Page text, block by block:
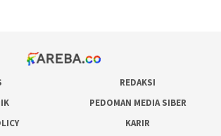
REDAKSI
PEDOMAN MEDIA SIBER
KARIR